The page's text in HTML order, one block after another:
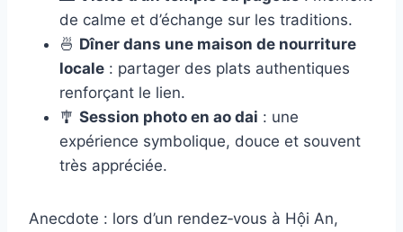
de calme et d’échange sur les traditions.
🍜 Dîner dans une maison de nourriture
locale : partager des plats authentiques
renforçant le lien.
🎐 Session photo en ao dai : une
expérience symbolique, douce et souvent
très appréciée.
Anecdote : lors d’un rendez‑vous à Hội An,